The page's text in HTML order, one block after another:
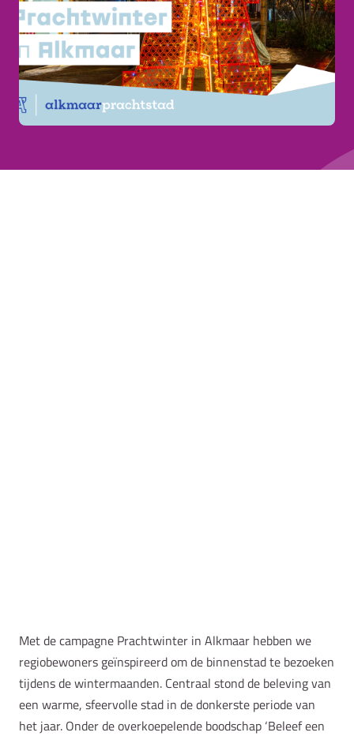
Met de campagne Prachtwinter in Alkmaar hebben we
regiobewoners geïnspireerd om de binnenstad te bezoeken
tijdens de wintermaanden. Centraal stond de beleving van
een warme, sfeervolle stad in de donkerste periode van
het jaar. Onder de overkoepelende boodschap ‘Beleef een